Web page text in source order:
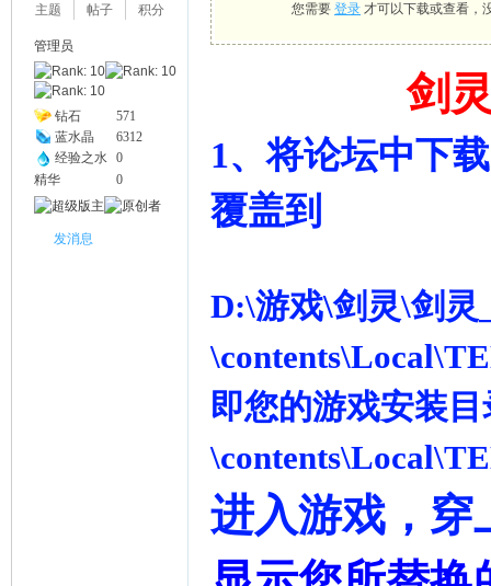
主题
帖子
积分
管理员
钻石
571
蓝水晶
6312
经验之水 0
精华
0
发消息
您需要 登录 才可以下载或查看，
剑
1、将论坛中下
覆盖到
D:\游戏\剑灵\剑灵
即您的游戏安装
进入游戏，穿